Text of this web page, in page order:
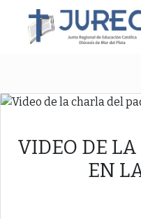
VIDEO DE
EN